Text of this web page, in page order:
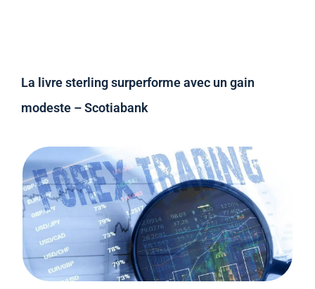
La livre sterling surperforme avec un gain
modeste – Scotiabank